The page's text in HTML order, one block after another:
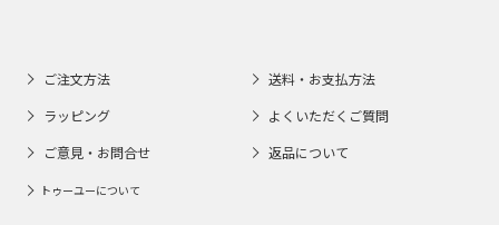
ご注文方法 送料・お支払方法
ラッピング よくいただくご質問
ご意見・お問合せ 返品について
トゥーユーについて